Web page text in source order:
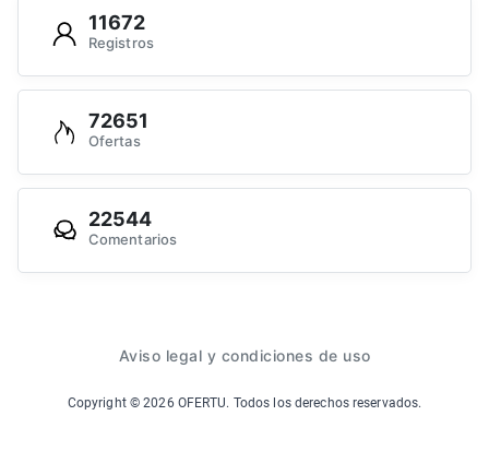
11672
Registros
72651
Ofertas
22544
Comentarios
Aviso legal y condiciones de uso
Copyright ©2026 OFERTU. Todos los derechos reservados.